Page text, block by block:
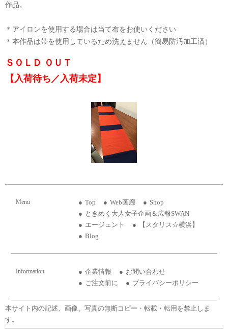
作品。
＊アイロンを使用する場合は当て布をお使いください
＊本作品は帯を使用しているため洗えません（簡易防汚加工済）
ＳＯＬＤ ＯＵＴ
【入荷待ち／入荷未定】
Menu Top Web画廊
Shop
ときめく大人女子企画＆広報SWAN
エージェント
【スタリス☆横浜】
Blog
Information 企業情報
お問い合わせ
ご注文前に
プライバシーポリシー
本サイト内の記述、画像、写真の無断コピー・転載・転用を禁止しま
す。